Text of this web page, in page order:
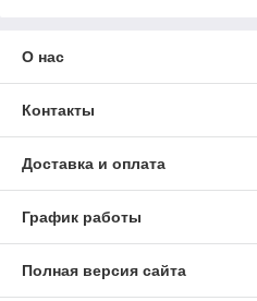
О нас
Контакты
Доставка и оплата
График работы
Полная версия сайта